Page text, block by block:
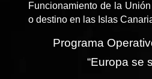
Funcionamiento de la
o destino en las Islas
Programa
“Europa se